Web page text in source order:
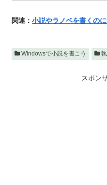
関連： 小説やラノベを書くの
Windowsで小説を書こう 執
スポン